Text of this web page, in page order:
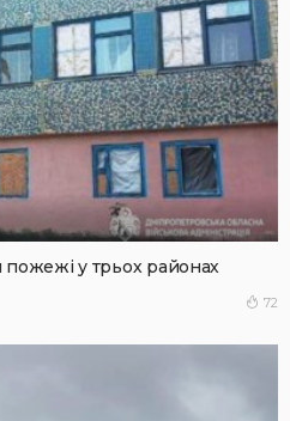
у трьох районах
72